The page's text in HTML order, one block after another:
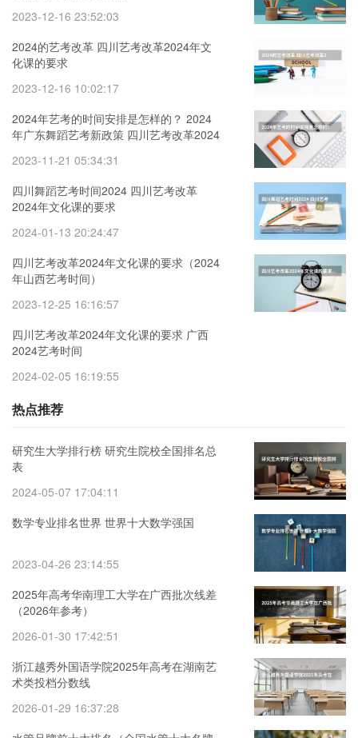
2023-12-16 23:52:03
2024的艺考改革 四川艺考改革2024年文
化课的要求
2023-12-16 10:02:17
2024年艺考的时间安排是怎样的？ 2024
年广东舞蹈艺考新政策 四川艺考改革2024
2023-11-21 05:34:31
四川舞蹈艺考时间2024 四川艺考改革
2024年文化课的要求
2024-01-13 20:24:47
四川艺考改革2024年文化课的要求（2024
年山西艺考时间）
2023-12-25 16:16:57
四川艺考改革2024年文化课的要求 广西
2024艺考时间
2024-02-05 16:19:55
热点推荐
研究生大学排行榜 研究生院校全国排名总
表
2024-05-07 17:04:11
数学专业排名世界 世界十大数学强国
2023-04-26 23:14:55
2025年高考华南理工大学在广西批次线差
（2026年参考）
2026-01-30 17:42:51
浙江越秀外国语学院2025年高考在湖南艺
术类投档分数线
2026-01-29 16:37:28